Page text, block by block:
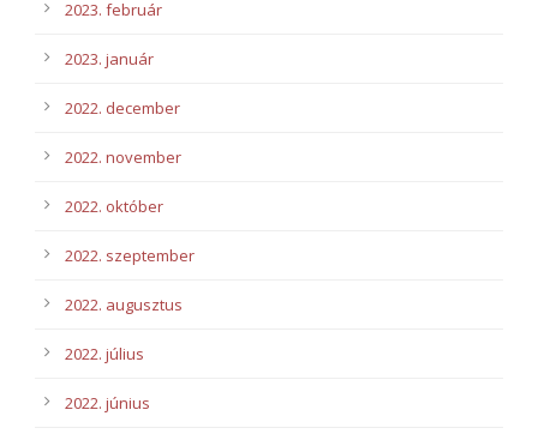
2023. február
2023. január
2022. december
2022. november
2022. október
2022. szeptember
2022. augusztus
2022. július
2022. június